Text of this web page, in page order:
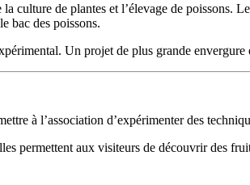
culture de plantes et l’élevage de poissons.
bac des poissons.
Un projet de plus grande
à l’association d’expérimenter des
permettent aux visiteurs de découvrir des